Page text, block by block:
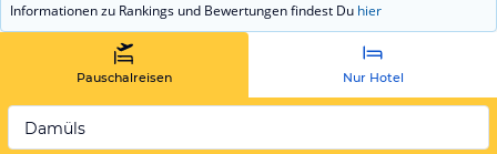
Informationen zu Rankings und Bewertungen findest Du hier
Pauschalreisen Nur Hotel
Damüls